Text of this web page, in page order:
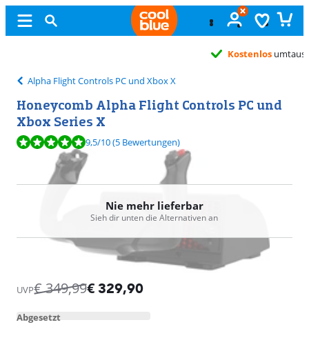
umtauschen
Alpha Flight Controls PC und Xbox X
Honeycomb Alpha Flight Controls PC und
Xbox Series X
Bewertet mit 9,5 von 10, basierend auf 5 Bewertungen.
9,5/10(5 Bewertungen)
Nie mehr lieferbar
Sieh dir unten die Alternativen an
UVP€349,99€ 329,90
Abgesetzt